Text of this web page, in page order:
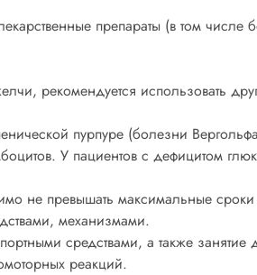
препараты (в том числе
рекомендуется использовать
пурпуре (болезни
У пациентов с дефицитом
не превышать максимальные
механизмами.
средствами, а также
реакций.